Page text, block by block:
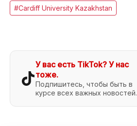
#Cardiff University Kazakhstan
У вас есть TikTok? У нас
тоже.
Подпишитесь, чтобы быть в
курсе всех важных новостей.